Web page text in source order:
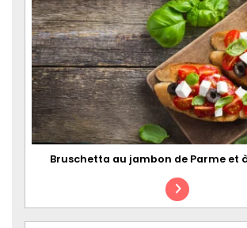
Bruschetta au jambon de Parme et